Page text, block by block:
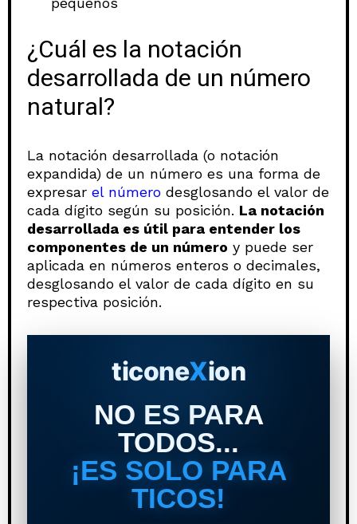
¿Cuál es la notación
desarrollada de un número
natural?
La notación desarrollada (o notación
expandida) de un número es una forma de
expresar el número desglosando el valor de
cada dígito según su posición. La notación
desarrollada es útil para entender los
componentes de un número y puede ser
aplicada en números enteros o decimales,
desglosando el valor de cada dígito en su
respectiva posición.
ticoneXion
NO ES PARA
TODOS...
¡ES SOLO PARA
TICOS!